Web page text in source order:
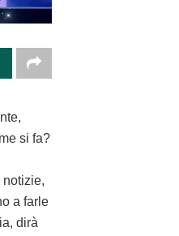
si fa?
a farle
dirà